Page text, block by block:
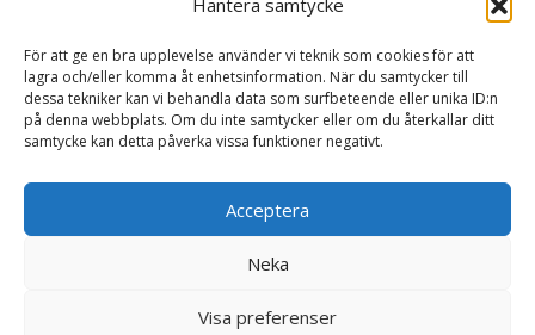
Hantera samtycke
För att ge en bra upplevelse använder vi teknik som cookies för att
lagra och/eller komma åt enhetsinformation. När du samtycker till
dessa tekniker kan vi behandla data som surfbeteende eller unika ID:n
på denna webbplats. Om du inte samtycker eller om du återkallar ditt
samtycke kan detta påverka vissa funktioner negativt.
Acceptera
Neka
Visa preferenser
Pringles Hot Kickin' Sour Cream Chips - 160
g
130 Views50kr
Powered by WordPress, Themei-craftby TemplatesNext.